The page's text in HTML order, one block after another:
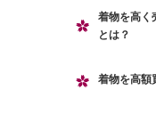
着物を高く
とは？
着物を高額